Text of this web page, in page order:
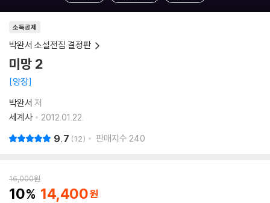
소득공제
박완서 소설전집 결정판
미망 2
양장
박완서 저
세계사
2012.01.22.
9.7 12 판매지수 240
16,000원
10 14,400